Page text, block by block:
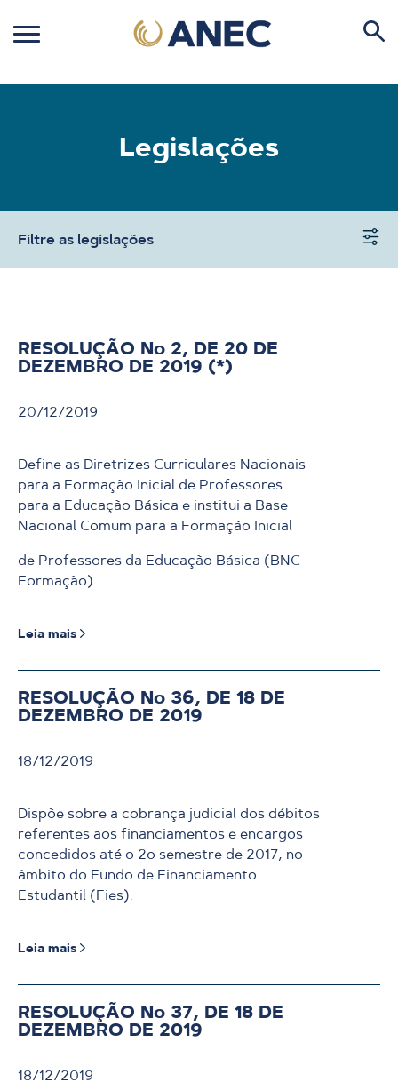
Legislações
Filtre as legislações
RESOLUÇÃO No 2, DE 20 DE
DEZEMBRO DE 2019 (*)
20/12/2019
Define as Diretrizes Curriculares Nacionais
para a Formação Inicial de Professores
para a Educação Básica e institui a Base
Nacional Comum para a Formação Inicial
de Professores da Educação Básica (BNC-
Formação).
Leia mais
RESOLUÇÃO No 36, DE 18 DE
DEZEMBRO DE 2019
18/12/2019
Dispõe sobre a cobrança judicial dos débitos
referentes aos financiamentos e encargos
concedidos até o 2o semestre de 2017, no
âmbito do Fundo de Financiamento
Estudantil (Fies).
Leia mais
RESOLUÇÃO No 37, DE 18 DE
DEZEMBRO DE 2019
18/12/2019